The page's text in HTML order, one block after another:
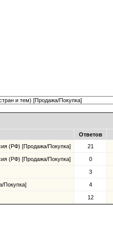
Ответов
(РФ) [Продажа/Покупка]
21
(РФ) [Продажа/Покупка] 0
3
Покупка] 4
12